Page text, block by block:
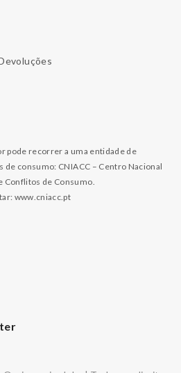
pode recorrer a uma entidade de
consumo: CNIACC – Centro Nacional
Conflitos de Consumo.
www.cniacc.pt